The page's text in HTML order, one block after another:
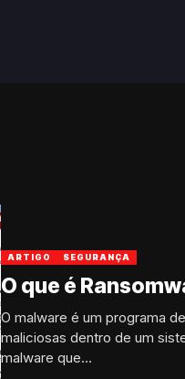
ARTIGO SEGURANÇA
O que é
O malware é um programa
maliciosas dentro de um
malware que...